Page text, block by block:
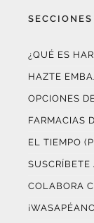
SECCIONES
¿QUÉ ES
HAZTE
OPCIONES
FARMACIAS
EL TIEMPO
COLABORA